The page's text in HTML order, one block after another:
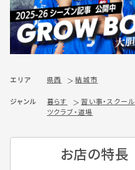
エリア 県西 結城市
ジャンル 暮らす 習い事・スクール
ツクラブ・道場
お店の特長